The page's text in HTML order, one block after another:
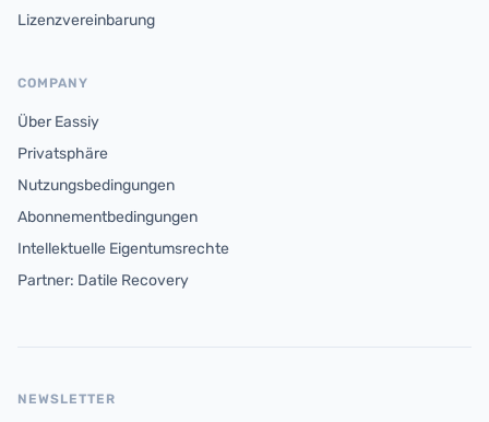
Lizenzvereinbarung
COMPANY
Über Eassiy
Privatsphäre
Nutzungsbedingungen
Abonnementbedingungen
Intellektuelle Eigentumsrechte
Partner: Datile Recovery
NEWSLETTER